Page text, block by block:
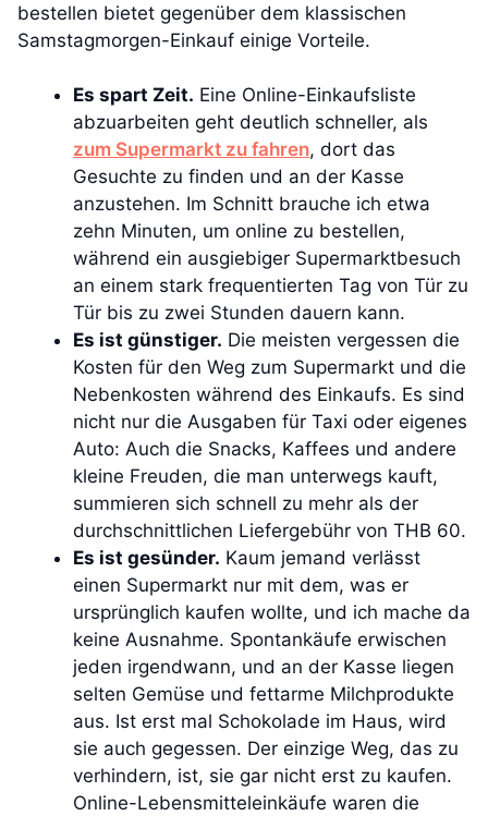
bestellen bietet gegenüber dem klassischen
Samstagmorgen-Einkauf einige Vorteile.
Es spart Zeit. Eine Online-Einkaufsliste
abzuarbeiten geht deutlich schneller, als
zum Supermarkt zu fahren, dort das
Gesuchte zu finden und an der Kasse
anzustehen. Im Schnitt brauche ich etwa
zehn Minuten, um online zu bestellen,
während ein ausgiebiger Supermarktbesuch
an einem stark frequentierten Tag von Tür zu
Tür bis zu zwei Stunden dauern kann.
Es ist günstiger. Die meisten vergessen die
Kosten für den Weg zum Supermarkt und die
Nebenkosten während des Einkaufs. Es sind
nicht nur die Ausgaben für Taxi oder eigenes
Auto: Auch die Snacks, Kaffees und andere
kleine Freuden, die man unterwegs kauft,
summieren sich schnell zu mehr als der
durchschnittlichen Liefergebühr von THB 60.
Es ist gesünder. Kaum jemand verlässt
einen Supermarkt nur mit dem, was er
ursprünglich kaufen wollte, und ich mache da
keine Ausnahme. Spontankäufe erwischen
jeden irgendwann, und an der Kasse liegen
selten Gemüse und fettarme Milchprodukte
aus. Ist erst mal Schokolade im Haus, wird
sie auch gegessen. Der einzige Weg, das zu
verhindern, ist, sie gar nicht erst zu kaufen.
Online-Lebensmitteleinkäufe waren die